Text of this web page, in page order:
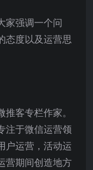
家强调一个问
态度以及运营思
客专栏作家。
注于微信运营领
户运营，活动运
营期间创造地方